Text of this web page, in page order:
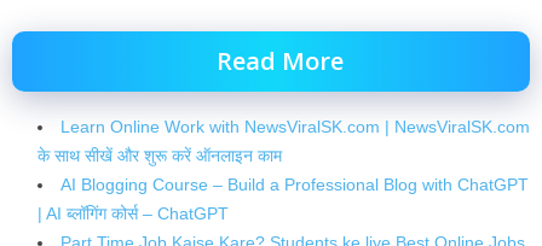
Read More
Learn Online Work with NewsViralSK.com | NewsViralSK.com
के साथ सीखें और शुरू करें ऑनलाइन काम
AI Blogging Course – Build a Professional Blog with ChatGPT
| AI ब्लॉगिंग कोर्स – ChatGPT
Part Time Job Kaise Kare? Students ke liye Best Online Jobs